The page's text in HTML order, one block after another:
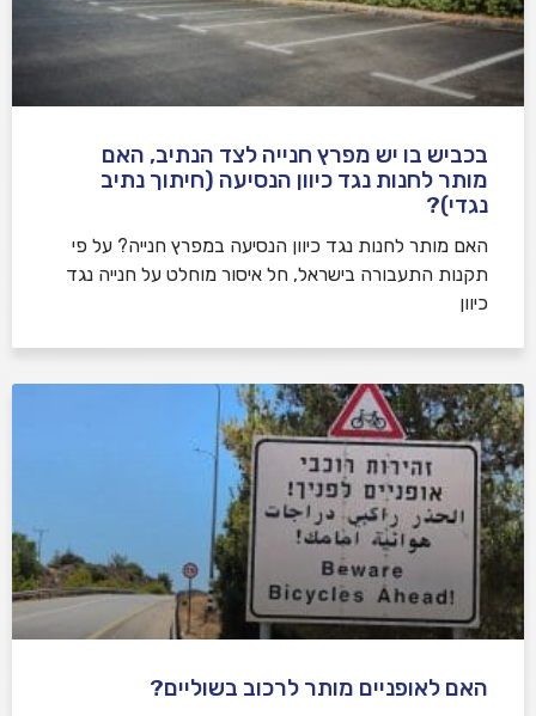
בכביש בו יש מפרץ חנייה לצד הנתיב, האם
מותר לחנות נגד כיוון הנסיעה (חיתוך נתיב
נגדי)?
האם מותר לחנות נגד כיוון הנסיעה במפרץ חנייה? על פי
תקנות התעבורה בישראל, חל איסור מוחלט על חנייה נגד
כיוון
האם לאופניים מותר לרכוב בשוליים?